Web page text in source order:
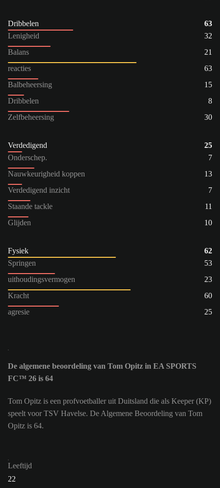
Dribbelen
63
Lenigheid
32
Balans
21
reacties
63
Balbeheersing
15
Dribbelen
8
Zelfbeheersing
30
Verdedigend
25
Onderschep.
7
Nauwkeurigheid koppen
13
Verdedigend inzicht
7
Staande tackle
11
Glijden
10
Fysiek
62
Springen
53
uithoudingsvermogen
23
Kracht
60
agresie
25
De algemene beoordeling van Tom Opitz in EA SPORTS
FC™ 26 is 64
Tom Opitz is een profvoetballer uit Duitsland die als Keeper (KP)
speelt voor TSV Havelse. De Algemene Beoordeling van Tom
Opitz is 64.
Leeftijd
22